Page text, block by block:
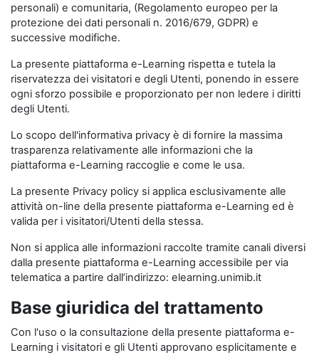
personali) e comunitaria, (Regolamento europeo per la
protezione dei dati personali n. 2016/679, GDPR) e
successive modifiche.
La presente piattaforma e-Learning rispetta e tutela la
riservatezza dei visitatori e degli Utenti, ponendo in essere
ogni sforzo possibile e proporzionato per non ledere i diritti
degli Utenti.
Lo scopo dell'informativa privacy è di fornire la massima
trasparenza relativamente alle informazioni che la
piattaforma e-Learning raccoglie e come le usa.
La presente Privacy policy si applica esclusivamente alle
attività on-line della presente piattaforma e-Learning ed è
valida per i visitatori/Utenti della stessa.
Non si applica alle informazioni raccolte tramite canali diversi
dalla presente piattaforma e-Learning accessibile per via
telematica a partire dall’indirizzo: elearning.unimib.it
Base giuridica del trattamento
Con l'uso o la consultazione della presente piattaforma e-
Learning i visitatori e gli Utenti approvano esplicitamente e